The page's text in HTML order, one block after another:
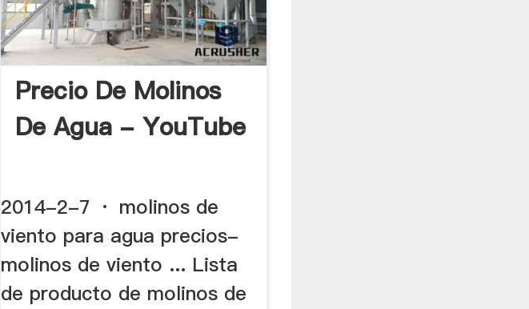
Precio De Molinos
De Agua - YouTube
2014-2-7 · molinos de
viento para agua precios-
molinos de viento ... Lista
de producto de molinos de